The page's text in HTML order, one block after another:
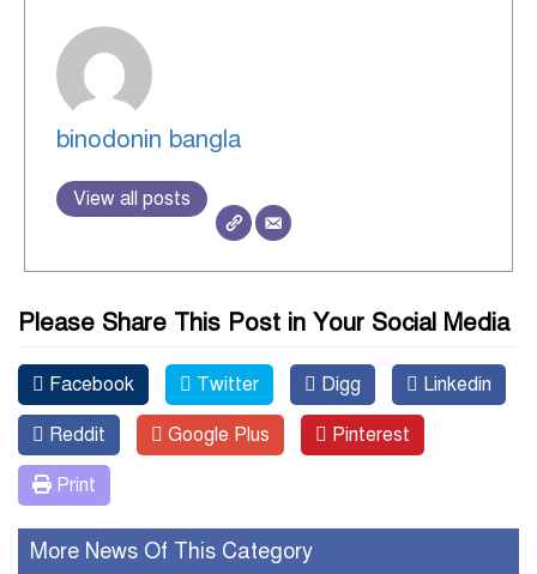
binodonin bangla
View all posts
Please Share This Post in Your Social Media
Facebook Twitter Digg Linkedin
Reddit Google Plus Pinterest
Print
More News Of This Category